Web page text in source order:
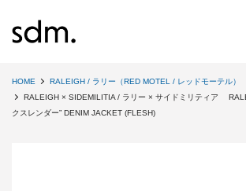
HOME
RALEIGH / ラリー（RED MOTEL / レッドモーテル）
RALEIGH × SIDEMILITIA / ラリー × サイドミリティア
クスレンダー” DENIM JACKET (FLESH)